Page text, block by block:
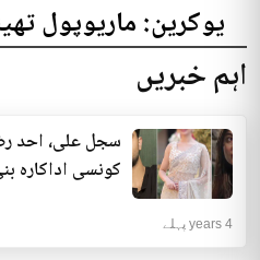
یوکرین: ماریوپول
300 افراد کی ہلاکت کا خدشہ
کا خدشہ ظاہر کیا
انٹرنیشنل | 4 years پہلے
اہم خبریں
سجل علی، احد
کونسی اداکارہ
4 years پہلے